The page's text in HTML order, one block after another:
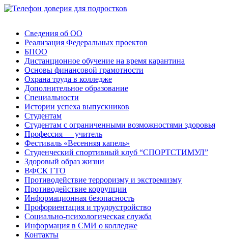
Сведения об ОО
Реализация Федеральных проектов
БПОО
Дистанционное обучение на время карантина
Основы финансовой грамотности
Охрана труда в колледже
Дополнительное образование
Специальности
Истории успеха выпускников
Студентам
Студентам с ограниченными возможностями здоровья
Профессия — учитель
Фестиваль «Весенняя капель»
Студенческий спортивный клуб “СПОРТСТИМУЛ”
Здоровый образ жизни
ВФСК ГТО
Противодействие терроризму и экстремизму
Противодействие коррупции
Информационная безопасность
Профориентация и трудоустройство
Социально-психологическая служба
Информация в СМИ о колледже
Контакты